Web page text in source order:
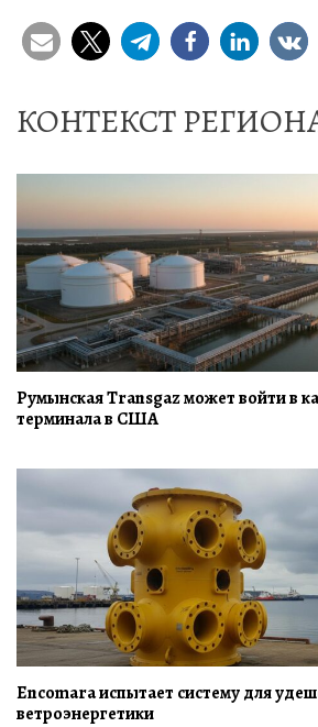
КОНТЕКСТ
Румынская Transgaz может войти в
терминала в США
Encomara испытает систему для
ветроэнергетики